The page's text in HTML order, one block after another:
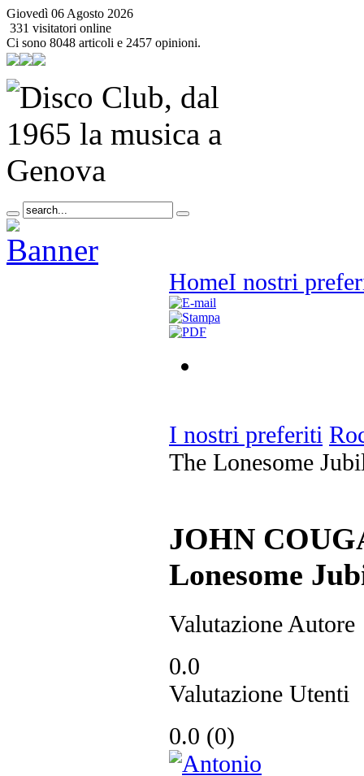
Giovedì 06 Agosto 2026
331 visitatori online
Ci sono 8048 articoli e 2457 opinioni.
HomeI nostri
I nostri preferiti
The Lonesome
JOHN
Lonesome
Valutazione Autore
0.0
Valutazione Utenti
0.0 (0)